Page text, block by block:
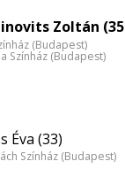
Zoltán
(Budapest)
Színház (Budapest)
Éva (33)
Színház (Budapest)